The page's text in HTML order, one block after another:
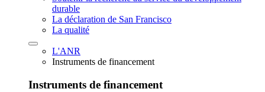
durable
La déclaration de San Francisco
La qualité
L'ANR
Instruments de financement
Instruments de financement